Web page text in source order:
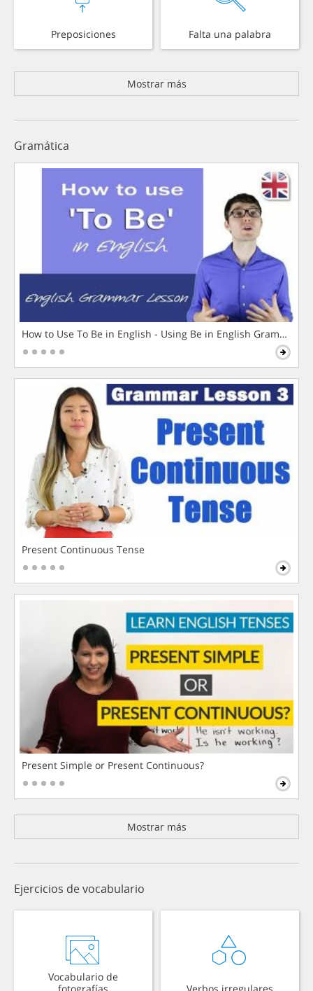
Preposiciones Falta una palabra
Mostrar más
Gramática
How to Use To Be in English - Using Be in English Grammar
Present Continuous Tense
Present Simple or Present Continuous?
Mostrar más
Ejercicios de vocabulario
Vocabulario de